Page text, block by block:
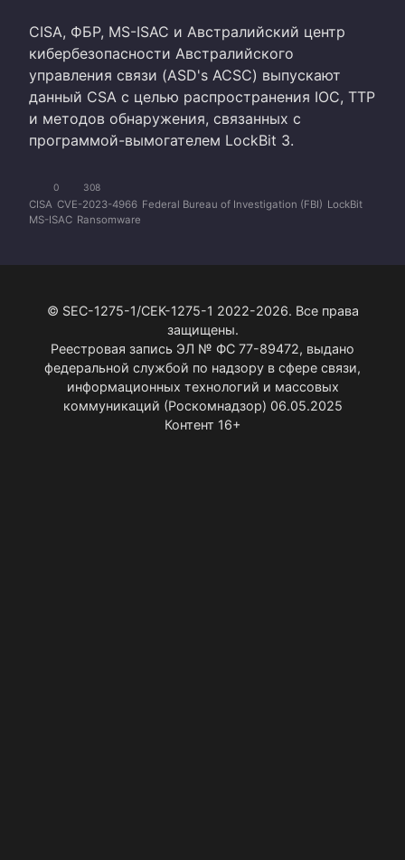
CISA, ФБР, MS-ISAC и Австралийский центр
кибербезопасности Австралийского
управления связи (ASD's ACSC) выпускают
данный CSA с целью распространения IOC, TTP
и методов обнаружения, связанных с
программой-вымогателем LockBit 3.
0 308
CISA CVE-2023-4966 Federal Bureau of Investigation (FBI) LockBit
MS-ISAC Ransomware
© SEC-1275-1/СЕК-1275-1 2022-2026. Все права
защищены.
Реестровая запись ЭЛ № ФС 77-89472, выдано
федеральной службой по надзору в сфере связи,
информационных технологий и массовых
коммуникаций (Роскомнадзор) 06.05.2025
Контент 16+